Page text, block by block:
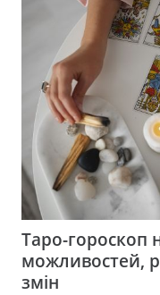
Таро-гороскоп
можливостей,
змін